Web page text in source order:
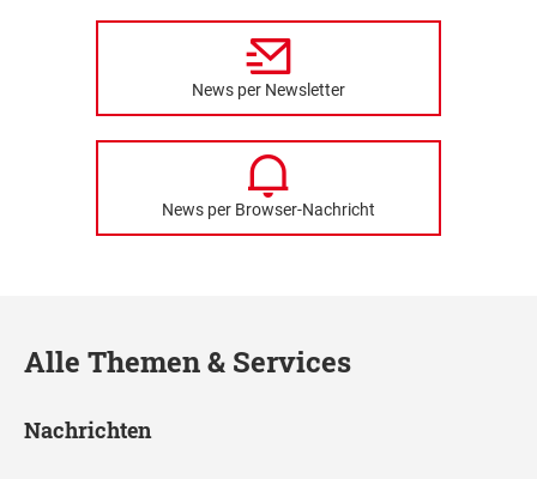
News per Newsletter
News per Browser-Nachricht
Alle Themen & Services
Nachrichten